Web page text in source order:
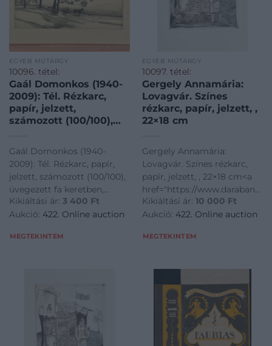
EGYÉB MŰTÁRGY
10096. tétel:
Gaál Domonkos (1940-
2009): Tél. Rézkarc,
papír, jelzett,
számozott (100/100),
Gaál Domonkos (1940-
2009): Tél. Rézkarc, papír,
jelzett, számozott (100/100),
üvegezett fa keretben,
30×40 cm<a
href="https://www.darabanth.com/hu/gyorsarveres/422/
grafikak~500001/Gaal-
Kikiáltási ár: 3 400 Ft
Aukció: 422. Online auction
MEGTEKINTEM
EGYÉB MŰTÁRGY
10097. tétel:
Gergely Annamária:
Lovagvár. Színes
rézkarc, papír, jelzett, ,
22×18 cm
Gergely Annamária:
Lovagvár. Színes rézkarc,
papír, jelzett, , 22×18 cm<a
href="https://
es-grafikak/Festmenyek-es-
grafikak~500001/Gergely-
Szines-rezkarc-papir-jelzett-
Kikiáltási ár: 10 000 Ft
Aukció: 422. Online auction
MEGTEKINTEM